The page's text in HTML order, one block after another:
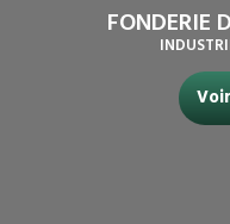
FONDERIE